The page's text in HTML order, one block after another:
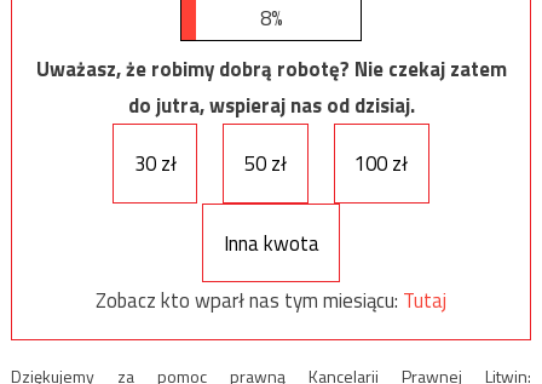
8%
Uważasz, że robimy dobrą robotę? Nie czekaj zatem
do jutra, wspieraj nas od dzisiaj.
30 zł
50 zł 100 zł
Inna kwota
Zobacz kto wparł nas tym miesiącu: Tutaj
Dziękujemy za pomoc prawną Kancelarii Prawnej Litwin: